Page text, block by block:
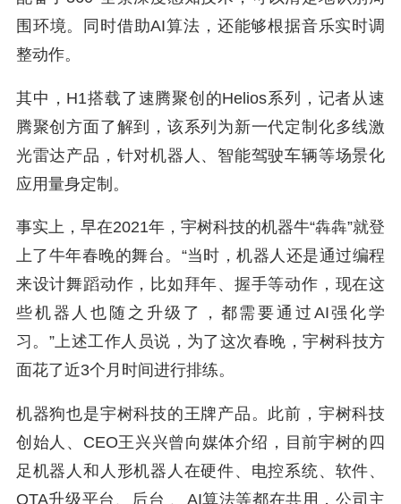
围环境。同时借助AI算法，还能够根据音乐实时调
整动作。
其中，H1搭载了速腾聚创的Helios系列，记者从速
腾聚创方面了解到，该系列为新一代定制化多线激
光雷达产品，针对机器人、智能驾驶车辆等场景化
应用量身定制。
事实上，早在2021年，宇树科技的机器牛“犇犇”就登
上了牛年春晚的舞台。“当时，机器人还是通过编程
来设计舞蹈动作，比如拜年、握手等动作，现在这
些机器人也随之升级了，都需要通过AI强化学
习。”上述工作人员说，为了这次春晚，宇树科技方
面花了近3个月时间进行排练。
机器狗也是宇树科技的王牌产品。此前，宇树科技
创始人、CEO王兴兴曾向媒体介绍，目前宇树的四
足机器人和人形机器人在硬件、电控系统、软件、
OTA升级平台、后台 、AI算法等都在共用，公司主